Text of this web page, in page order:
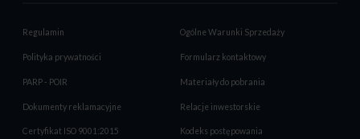
Regulamin Ogólne Warunki Sprzedaży
Polityka prywatności Formularz kontaktowy
PARP - POIR Materiały do pobrania
Dokumenty reklamacyjne Relacje inwestorskie
Certyfikat ISO 9001:2015 Kodeks postępowania